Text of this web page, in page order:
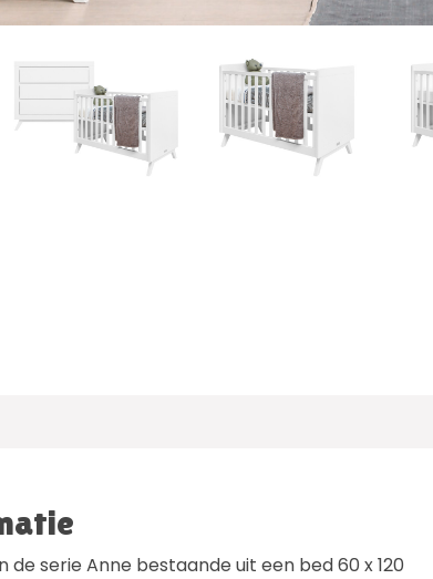
serie Anne bestaande uit een bed 60 x 120